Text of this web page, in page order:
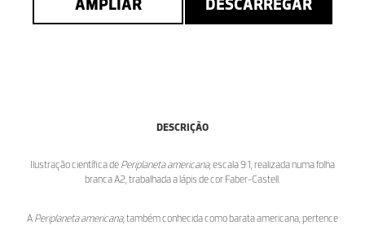
AMPLIAR DESCARREGAR
DESCRIÇÃO
Ilustração científica de Periplaneta americana, escala 9:1, realizada numa folha
branca A2, trabalhada a lápis de cor Faber-Castell.
A Periplaneta americana, também conhecida como barata americana, pertence